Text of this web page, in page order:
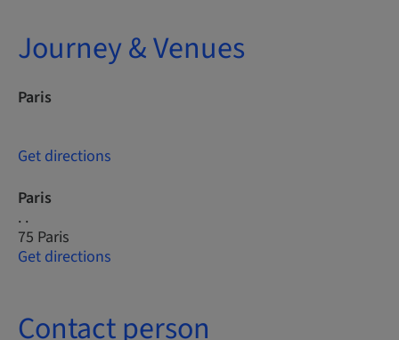
Journey & Venues
Paris
Get directions
Paris
. .
75 Paris
Get directions
Contact person